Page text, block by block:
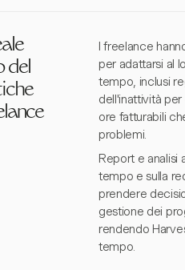
del
I freelance
per adattarsi al
tempo, inclusi
dell'inattività
ore fatturabili
problemi.
Report e analisi
tempo e sulla
prendere
gestione dei
rendendo
tempo.